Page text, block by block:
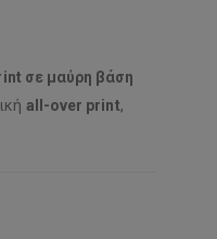
σε μαύρη βάση
all-over print,